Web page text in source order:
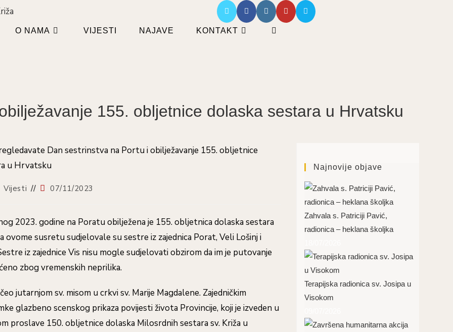
O NAMA VIJESTI NAJAVE KONTAKT
UKLJUČI/ISKLJUČI
155. obljetnice dolaska sestara u Hrvatsku
Vijesti
Objava
07/11/2023
2023. godine na Poratu obilježena je 155. obljetnica dolaska sestara
ovome susretu sudjelovale su sestre iz zajednica Porat, Veli Lošinj i
iz zajednice Vis nisu mogle sudjelovati obzirom da im je putovanje
zbog vremenskih neprilika.
jutarnjom sv. misom u crkvi sv. Marije Magdalene. Zajedničkim
glazbeno scenskog prikaza povijesti života Provincije, koji je izveden u
proslave 150. obljetnice dolaska Milosrdnih sestara sv. Križa u
Najnovije objave
Zahvala s. Patriciji Pavić,
radionica – heklana školjka
Terapijska radionica sv. Josipa u
Visokom